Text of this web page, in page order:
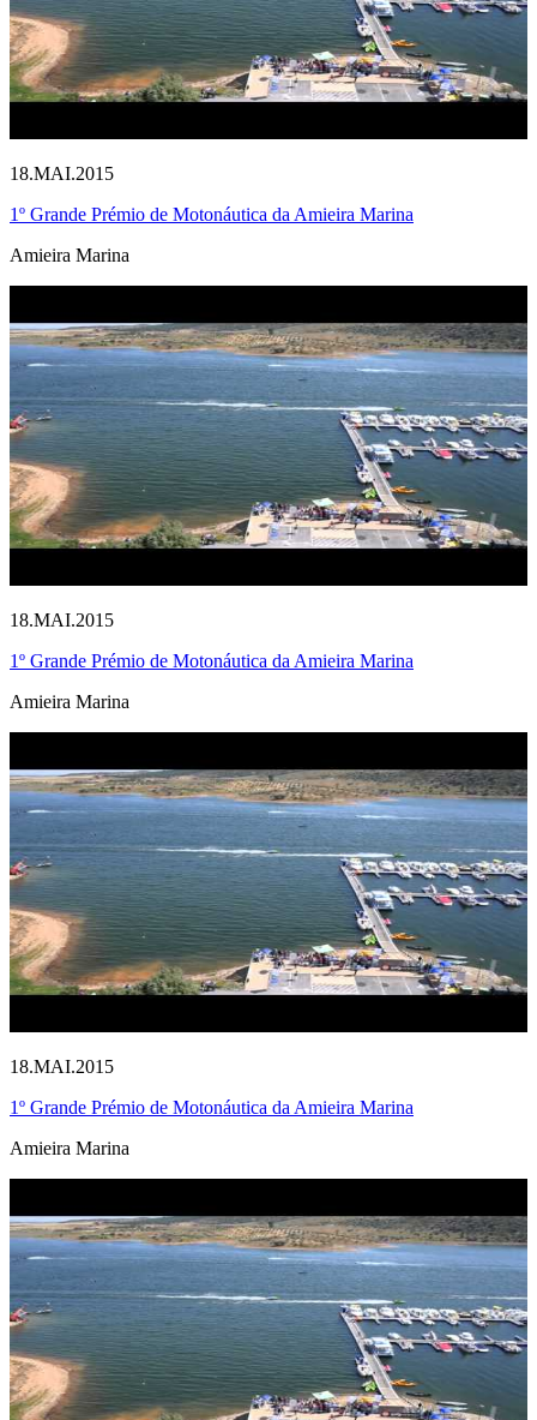
18.MAI.2015
1º Grande Prémio de Motonáutica da Amieira Marina
Amieira Marina
18.MAI.2015
1º Grande Prémio de Motonáutica da Amieira Marina
Amieira Marina
18.MAI.2015
1º Grande Prémio de Motonáutica da Amieira Marina
Amieira Marina